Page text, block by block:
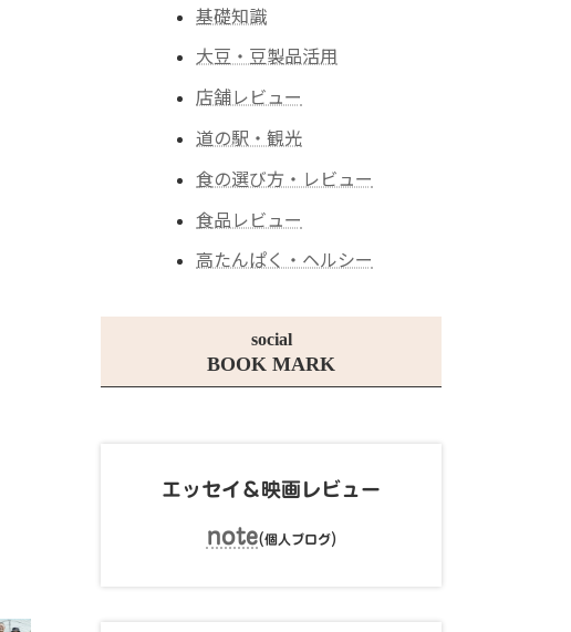
基礎知識
大豆・豆製品活用
店舗レビュー
道の駅・観光
食の選び方・レビュー
食品レビュー
高たんぱく・ヘルシー
social
BOOK MARK
エッセイ＆映画レビュー
note(個人ブログ)